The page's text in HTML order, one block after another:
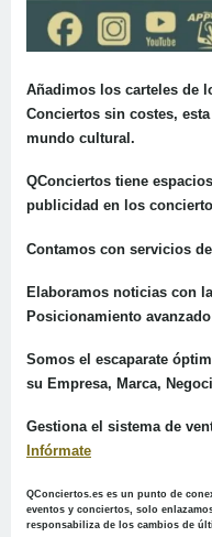
Añadimos los carteles de
Conciertos sin costes,
mundo cultural.
QConciertos tiene
publicidad en los
Contamos con servicios
Elaboramos noticias con
Posicionamiento
Somos el escaparate
su Empresa, Marca,
Gestiona el sistema de
Infórmate
QConciertos.es es un punto de
eventos y conciertos, solo
responsabiliza de los cambios de